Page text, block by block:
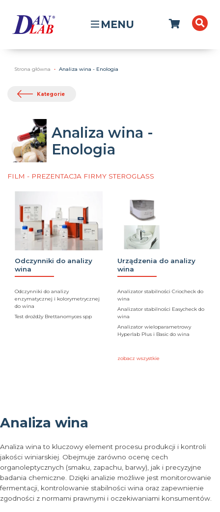
MENU
Strona główna Analiza wina - Enologia
Kategorie
Analiza wina -
Enologia
FILM - PREZENTACJA FIRMY STEROGLASS
Odczynniki do analizy
wina
Odczynniki do analizy
enzymatycznej i kolorymetrycznej
do wina
Test drożdży Brettanomyces spp
Urządzenia do analizy
wina
Analizator stabilności Criocheck do
wina
Analizator stabilności Easycheck do
wina
Analizator wieloparametrowy
Hyperlab Plus i Basic do wina
zobacz wszystkie
Analiza wina
Analiza wina to kluczowy element procesu produkcji i kontroli
jakości winiarskiej. Obejmuje zarówno ocenę cech
organoleptycznych (smaku, zapachu, barwy), jak i precyzyjne
badania chemiczne. Dzięki analizie możliwe jest monitorowanie
fermentacji, kontrolowanie stabilności wina oraz zapewnienie
zgodności z normami prawnymi i oczekiwaniami konsumentów.